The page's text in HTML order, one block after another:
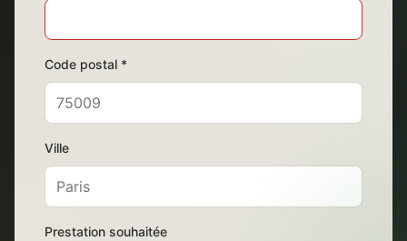
Code postal *
Ville
Prestation souhaitée